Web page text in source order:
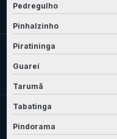
Pedregulho
Pinhalzinho
Piratininga
Guareí
Tarumã
Tabatinga
Pindorama